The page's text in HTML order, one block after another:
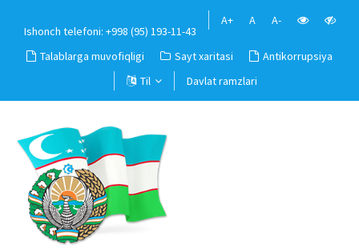
Ishonch telefoni: +998 (95) 193-11-43
A+ A A-
Talablarga muvofiqligi Sayt xaritasi
Antikorrupsiya
Til
Davlat ramzlari